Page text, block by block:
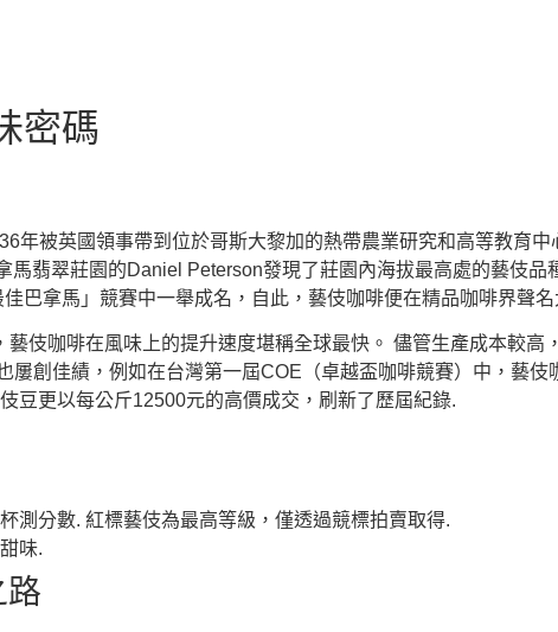
密碼
年被英國領事帶到位於哥斯大黎加的熱帶農業研究和高等教育中
翡翠莊園的Daniel Peterson發現了莊園內海拔最高處的藝伎品
巴拿馬」競賽中一舉成名，自此，藝伎咖啡便在精品咖啡界聲名
伎咖啡在風味上的提升速度堪稱全球最快。 儘管生產成本較高
創佳績，例如在台灣第一屆COE（卓越盃咖啡競賽）中，藝伎
豆更以每公斤12500元的高價成交，刷新了歷屆紀錄.
測分數. 紅標藝伎為最高等級，僅透過競標拍賣取得.
味.
路